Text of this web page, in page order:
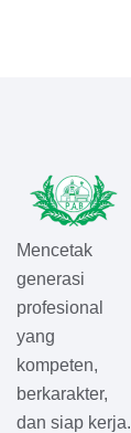
Mencetak
generasi
profesional
yang
kompeten,
berkarakter,
dan siap kerja.